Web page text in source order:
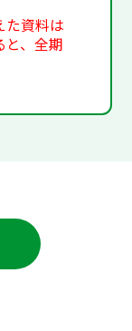
た資料は
と、全期